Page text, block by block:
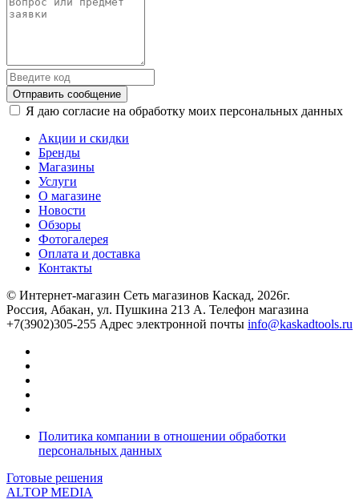
Отправить сообщение
Я даю согласие на обработку моих персональных данных
Акции и скидки
Бренды
Магазины
Услуги
О магазине
Новости
Обзоры
Фотогалерея
Оплата и доставка
Контакты
© Интернет-магазин Сеть магазинов Каскад, 2026г.
Россия, Абакан, ул. Пушкина 213 А. Телефон магазина
+7(3902)305-255 Адрес электронной почты info@kaskadtools.ru
Политика компании в отношении обработки
персональных данных
Готовые решения
ALTOP MEDIA